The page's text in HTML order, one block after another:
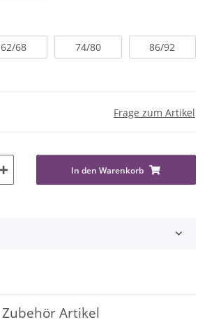
62/68 74/80 86/92
Frage zum Artikel
In den Warenkorb
Zubehör Artikel